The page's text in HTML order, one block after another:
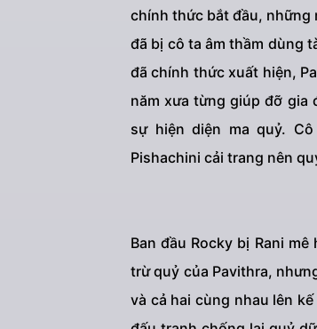
chính thức bắt đầu, những
đã bị cô ta âm thầm dùng
đã chính thức xuất hiện,
năm xưa từng giúp đỡ gia
sự hiện diện ma quỷ.
Pishachini cải trang nên
Ban đầu Rocky bị Rani
trừ quỷ của Pavithra,
và cả hai cùng nhau lên